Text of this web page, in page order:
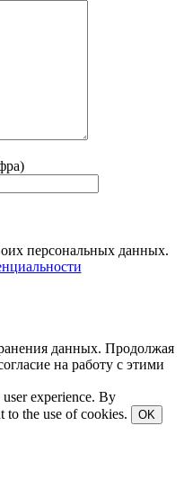
персональных данных.
данных. Продолжая
на работу с этими
experience. By
to the use of cookies.
OK